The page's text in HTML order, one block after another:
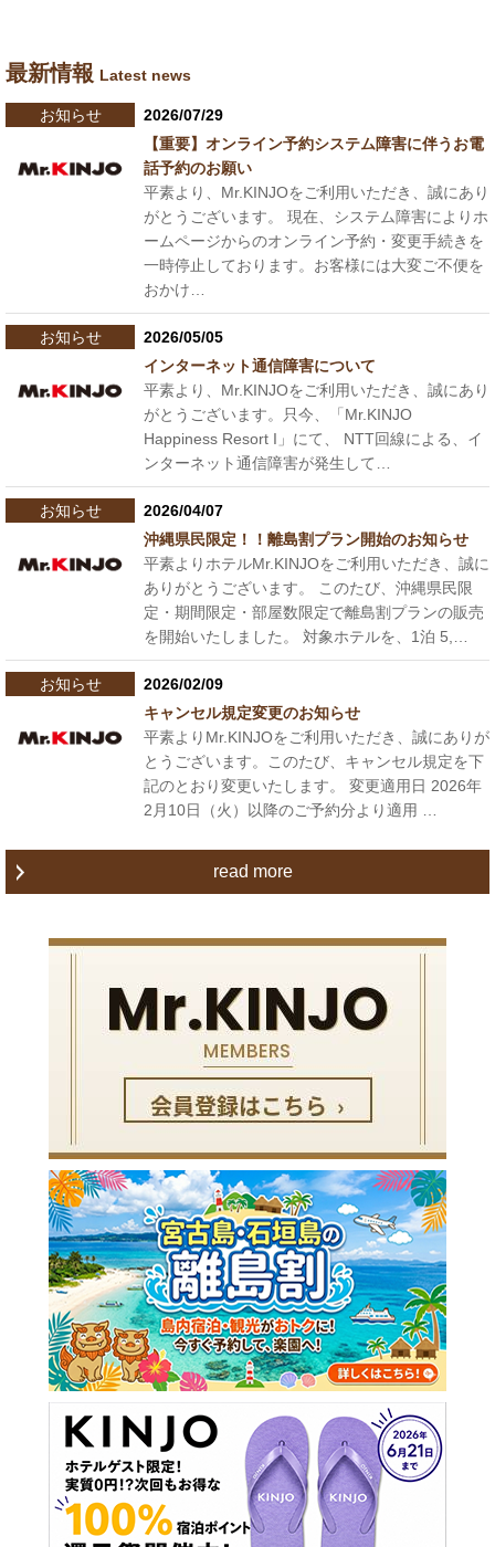
最新情報 Latest news
お知らせ
2026/07/29
【重要】オンライン予約システム障害に伴うお電
話予約のお願い
平素より、Mr.KINJOをご利用いただき、誠にあり
がとうございます。 現在、システム障害によりホ
ームページからのオンライン予約・変更手続きを
一時停止しております。お客様には大変ご不便を
おかけ…
お知らせ
2026/05/05
インターネット通信障害について
平素より、Mr.KINJOをご利用いただき、誠にあり
がとうございます。只今、「Mr.KINJO
Happiness Resort I」にて、 NTT回線による、イ
ンターネット通信障害が発生して…
お知らせ
2026/04/07
沖縄県民限定！！離島割プラン開始のお知らせ
平素よりホテルMr.KINJOをご利用いただき、誠に
ありがとうございます。 このたび、沖縄県民限
定・期間限定・部屋数限定で離島割プランの販売
を開始いたしました。 対象ホテルを、1泊 5,…
お知らせ
2026/02/09
キャンセル規定変更のお知らせ
平素よりMr.KINJOをご利用いただき、誠にありが
とうございます。このたび、キャンセル規定を下
記のとおり変更いたします。 変更適用日 2026年
2月10日（火）以降のご予約分より適用 …
read more